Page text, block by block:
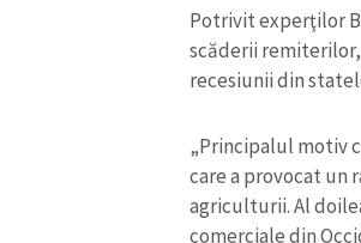
Potrivit experţilor
scăderii
recesiunii din
„Principalul motiv
care a provocat un
agriculturii. Al
comerciale din